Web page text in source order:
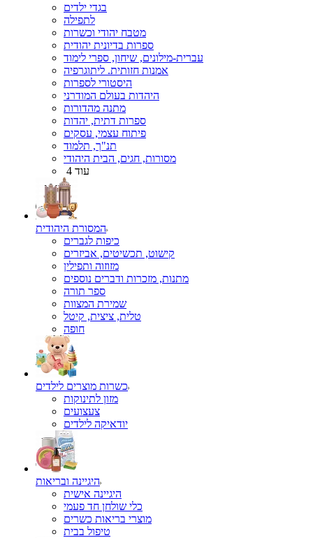
בגדי ילדים
לתפילה
מטבח יהודי וכשרות
ספרות בדיונית יהודית
עברית-מילונים, שיחון, ספרי לימוד
אמנות חזותית. ליתוגרפיה
היסטורי לספרות
היהדות בעולם המודרני
מתנה מהדורות
ספרות דתית, יהדות
פיתוח עצמי, עסקים
תנ"ך, תלמוד
מסורות, חגים, הבית היהודי
עוד 4
המסורת היהודית
כיפות לגברים
קישוט, תכשיטים, אביזרים
מזוזוה ותפילין
מתנות, מזכרות ודברים נוספים
ספר תורה
שמירת המצוות
טלית, ציצית, קיטל
כשרות מוצרים לילדים
מזון לתינוקות
צעצועים
יודאיקה לילדים
היגיינה ובריאות
היגיינה אישית
כלי שולחן חד פעמי
מוצרי בריאות כשרים
טיפול בבית